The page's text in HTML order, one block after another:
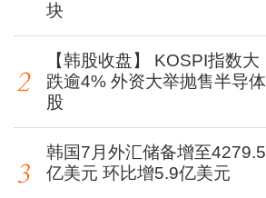
块
【韩股收盘】 KOSPI指数大
跌逾4% 外资大举抛售半导体
股
韩国7月外汇储备增至4279.5
亿美元 环比增5.9亿美元